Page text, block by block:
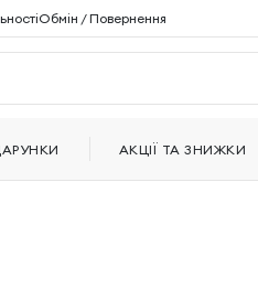
Обмін / Повернення
АКЦІЇ ТА ЗНИЖКИ